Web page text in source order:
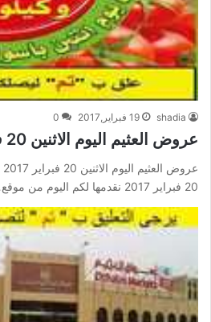
shadia 19 فبراير,2017 0
عروض العثيم اليوم الاثنين 20 فبراير 2017
20 فبراير 2017 نقدمها لكم اليوم من موقع…